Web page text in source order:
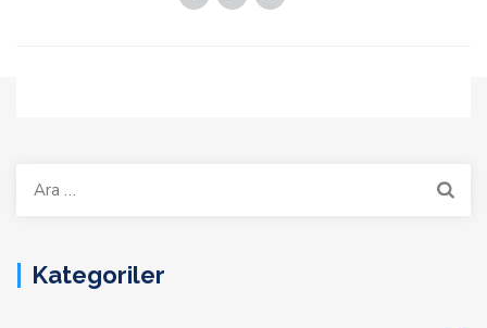
Arama:
Kategoriler